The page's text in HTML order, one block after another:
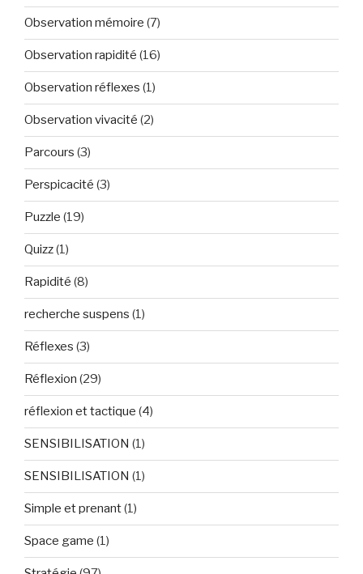
Observation mémoire (7)
Observation rapidité (16)
Observation réflexes (1)
Observation vivacité (2)
Parcours (3)
Perspicacité (3)
Puzzle (19)
Quizz(1)
Rapidité (8)
recherche suspens (1)
Réflexes (3)
Réflexion (29)
réflexion et tactique (4)
SENSIBILISATION (1)
SENSIBILISATION (1)
Simple et prenant(1)
Space game (1)